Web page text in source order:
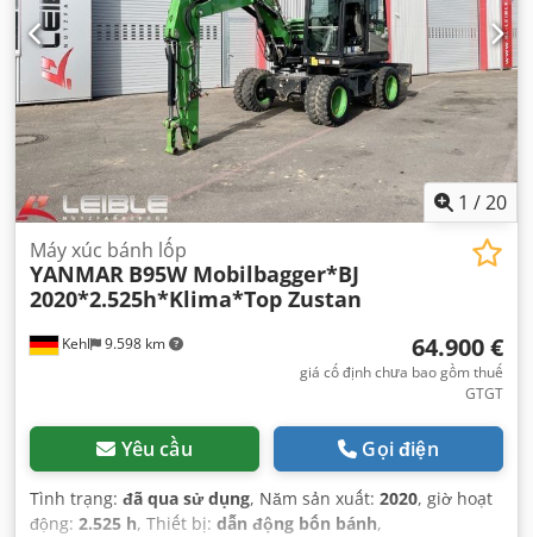
1 /20
Kehl 9.598 km
Máy xúc bánh lốp
YANMAR B95W Mobilbagger*BJ
2020*2.525h*Klima*Top Zustan
64.900 €
giá cố định chưa bao gồm thuế
GTGT
Yêu cầu Gọi điện
Tình trạng: đã qua sử dụng, Năm sản xuất: 2020, giờ hoạt
động: 2.525 h, Thiết bị: dẫn động bốn bánh,